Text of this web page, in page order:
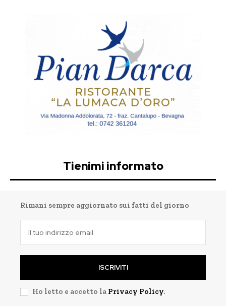
Tienimi informato
Rimani sempre aggiornato sui fatti del giorno
ISCRIVITI
Ho letto e accetto la Privacy Policy.